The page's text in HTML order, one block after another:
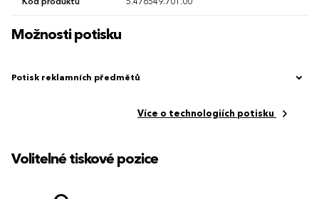
Kód produktu 5.476549.701.00
Možnosti potisku
Potisk reklamních předmětů
Více o technologiích potisku
Volitelné tiskové pozice